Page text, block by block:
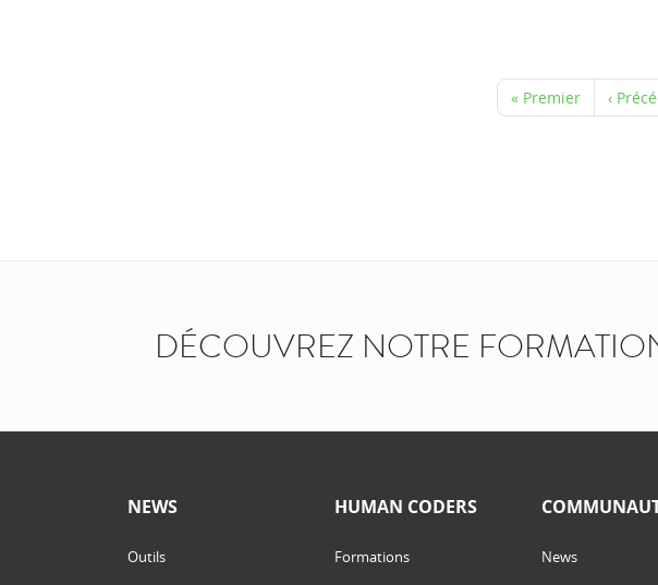
« Premier ‹
DÉCOUVREZ NOTRE
NEWS
Outils
HUMAN CODERS
Formations News